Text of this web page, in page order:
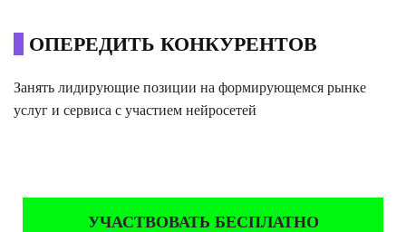
ОПЕРЕДИТЬ КОНКУРЕНТОВ
Занять лидирующие позиции на формирующемся рынке
услуг и сервиса с участием нейросетей
УЧАСТВОВАТЬ БЕСПЛАТНО